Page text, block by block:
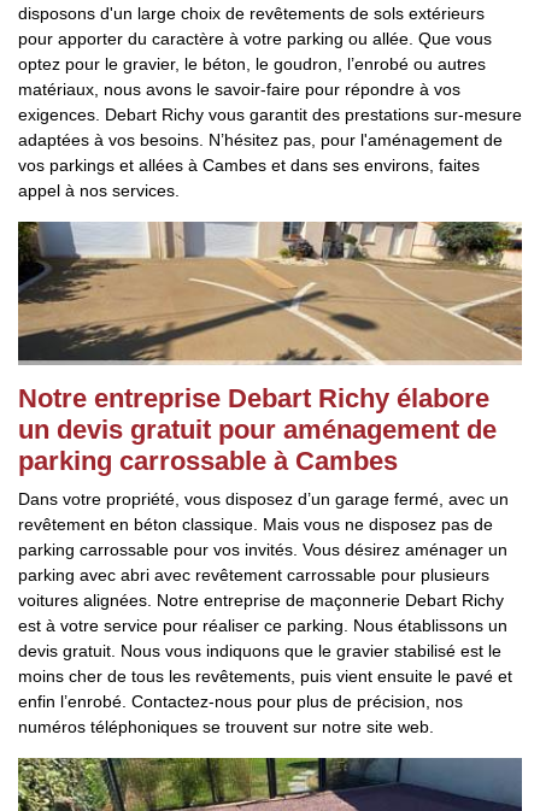
disposons d'un large choix de revêtements de sols extérieurs
pour apporter du caractère à votre parking ou allée. Que vous
optez pour le gravier, le béton, le goudron, l’enrobé ou autres
matériaux, nous avons le savoir-faire pour répondre à vos
exigences. Debart Richy vous garantit des prestations sur-mesure
adaptées à vos besoins. N’hésitez pas, pour l'aménagement de
vos parkings et allées à Cambes et dans ses environs, faites
appel à nos services.
Notre entreprise Debart Richy élabore
un devis gratuit pour aménagement de
parking carrossable à Cambes
Dans votre propriété, vous disposez d’un garage fermé, avec un
revêtement en béton classique. Mais vous ne disposez pas de
parking carrossable pour vos invités. Vous désirez aménager un
parking avec abri avec revêtement carrossable pour plusieurs
voitures alignées. Notre entreprise de maçonnerie Debart Richy
est à votre service pour réaliser ce parking. Nous établissons un
devis gratuit. Nous vous indiquons que le gravier stabilisé est le
moins cher de tous les revêtements, puis vient ensuite le pavé et
enfin l’enrobé. Contactez-nous pour plus de précision, nos
numéros téléphoniques se trouvent sur notre site web.